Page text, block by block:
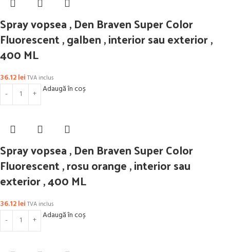
Spray vopsea , Den Braven Super Color
Fluorescent , galben , interior sau exterior ,
400 ML
36.12lei TVA inclus
Adaugă în coș
Spray vopsea , Den Braven Super Color
Fluorescent , rosu orange , interior sau
exterior , 400 ML
36.12lei TVA inclus
Adaugă în coș